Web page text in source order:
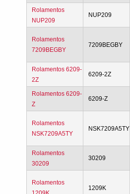
Rolamentos
NUP209
NUP209
Rolamentos
7209BEGBY
7209BEGBY
Rolamentos 6209-
2Z
6209-2Z
Rolamentos 6209-
Z
6209-Z
Rolamentos
NSK7209A5TY
NSK7209A5TY
Rolamentos
30209
30209
Rolamentos
1209K